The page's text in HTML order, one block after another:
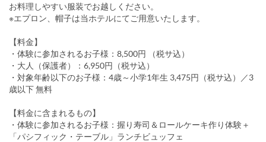
お料理しやすい服装でお越しください。
※エプロン、帽子は当ホテルにてご用意いたします。
【料金】
・体験に参加されるお子様：8,500円 （税サ込）
・大人（保護者）：6,950円（税サ込）
・対象年齢以下のお子様：4歳～小学1年生 3,475円（税サ込）／3
歳以下 無料
【料金に含まれるもの】
・体験に参加されるお子様：握り寿司＆ロールケーキ作り体験＋
「パシフィック・テーブル」ランチビュッフェ